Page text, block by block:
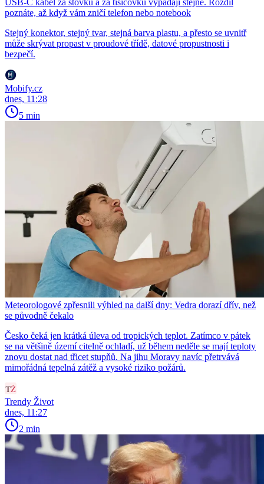
USB-C kabel za stovku a za tisícovku vypadají stejně. Rozdíl
poznáte, až když vám zničí telefon nebo notebook
Stejný konektor, stejný tvar, stejná barva plastu, a přesto se uvnitř
může skrývat propast v proudové třídě, datové propustnosti i
bezpečí.
Mobify.cz
dnes, 11:28
5 min
Meteorologové zpřesnili výhled na další dny: Vedra dorazí dřív, než
se původně čekalo
Česko čeká jen krátká úleva od tropických teplot. Zatímco v pátek
se na většině území citelně ochladí, už během neděle se mají teploty
znovu dostat nad třicet stupňů. Na jihu Moravy navíc přetrvává
mimořádná tepelná zátěž a vysoké riziko požárů.
Trendy Život
dnes, 11:27
2 min